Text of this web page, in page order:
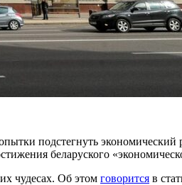
подстегнуть
беларуского
чудесах. Об этом говорится в